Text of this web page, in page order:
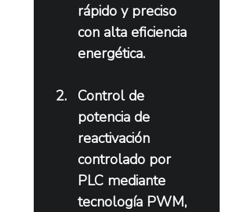
rápido y preciso
con alta eficiencia
energética.
Control de
potencia de
reactivación
controlado por
PLC mediante
tecnología PWM,